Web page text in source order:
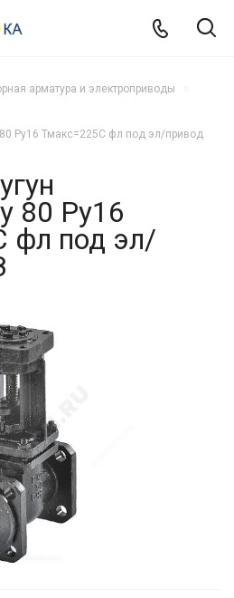
арматура и электроприводы
Ру16 Тмакс=225C фл под эл/привод
80 Ру16
фл под эл/